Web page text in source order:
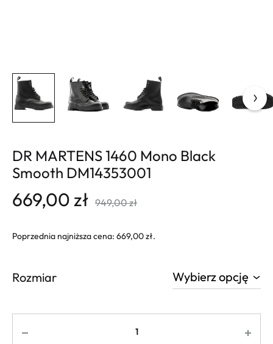
DR MARTENS 1460 Mono Black
Smooth DM14353001
669,00zł 949,00zł
Poprzednia najniższa cena: 669,00zł.
Rozmiar